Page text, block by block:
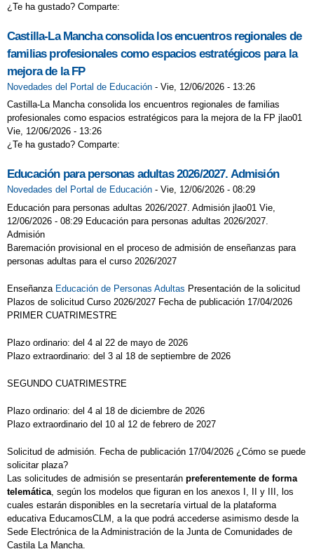
¿Te ha gustado? Comparte:
Castilla-La Mancha consolida los encuentros regionales de
familias profesionales como espacios estratégicos para la
mejora de la FP
Novedades del Portal de Educación - Vie, 12/06/2026 - 13:26
Castilla-La Mancha consolida los encuentros regionales de familias
profesionales como espacios estratégicos para la mejora de la FP jlao01
Vie, 12/06/2026 - 13:26
¿Te ha gustado? Comparte:
Educación para personas adultas 2026/2027. Admisión
Novedades del Portal de Educación - Vie, 12/06/2026 - 08:29
Educación para personas adultas 2026/2027. Admisión jlao01 Vie,
12/06/2026 - 08:29 Educación para personas adultas 2026/2027.
Admisión
Baremación provisional en el proceso de admisión de enseñanzas para
personas adultas para el curso 2026/2027
Enseñanza Educación de Personas Adultas Presentación de la solicitud
Plazos de solicitud Curso 2026/2027 Fecha de publicación 17/04/2026
PRIMER CUATRIMESTRE
Plazo ordinario: del 4 al 22 de mayo de 2026
Plazo extraordinario: del 3 al 18 de septiembre de 2026
SEGUNDO CUATRIMESTRE
Plazo ordinario: del 4 al 18 de diciembre de 2026
Plazo extraordinario del 10 al 12 de febrero de 2027
Solicitud de admisión. Fecha de publicación 17/04/2026 ¿Cómo se puede
solicitar plaza?
Las solicitudes de admisión se presentarán preferentemente de forma
telemática , según los modelos que figuran en los anexos I, II y III, los
cuales estarán disponibles en la secretaría virtual de la plataforma
educativa EducamosCLM, a la que podrá accederse asimismo desde la
Sede Electrónica de la Administración de la Junta de Comunidades de
Castila La Mancha.